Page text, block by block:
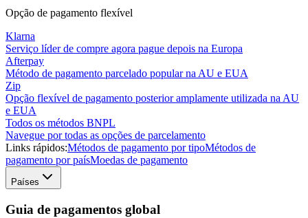
Opção de pagamento flexível
Klarna
Serviço líder de compre agora pague depois na Europa
Afterpay
Método de pagamento parcelado popular na AU e EUA
Zip
Opção flexível de pagamento posterior amplamente utilizada na AU
e EUA
Todos os métodos BNPL
Navegue por todas as opções de parcelamento
Links rápidos:Métodos de pagamento por tipoMétodos de
pagamento por paísMoedas de pagamento
Países
Guia de pagamentos global